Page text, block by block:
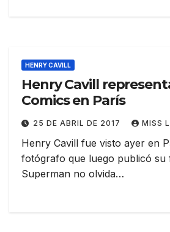
HENRY CAVILL
Henry Cavill
Comics en París
25 DE ABRIL DE 2017 MISS
Henry Cavill fue visto ayer en
fotógrafo que luego publicó su
Superman no olvida…